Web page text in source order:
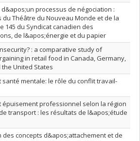
processus de négociation :
du Théâtre du Nouveau Monde et de la
145 du Syndicat canadien des
de l&apos;énergie et du papier
: a comparative study of
in retail food in Canada, Germany,
United States
santé mentale: le rôle du conflit travail-
épuisement professionnel selon la région
transport : les résultats de l&apos;étude
des concepts d&apos;attachement et de